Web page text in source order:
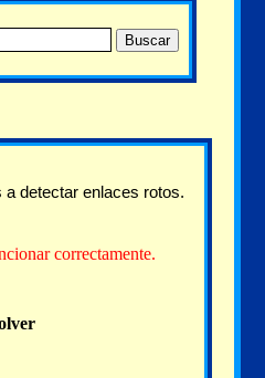
detectar enlaces rotos.
correctamente.